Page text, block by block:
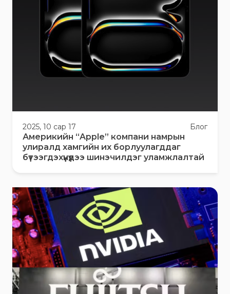
2025, 10 сар 17 Блог
Америкийн “Apple” компани намрын
улиралд хамгийн их борлуулагддаг
бүтээгдэхүүнүүдээ шинэчилдэг уламжлалтай